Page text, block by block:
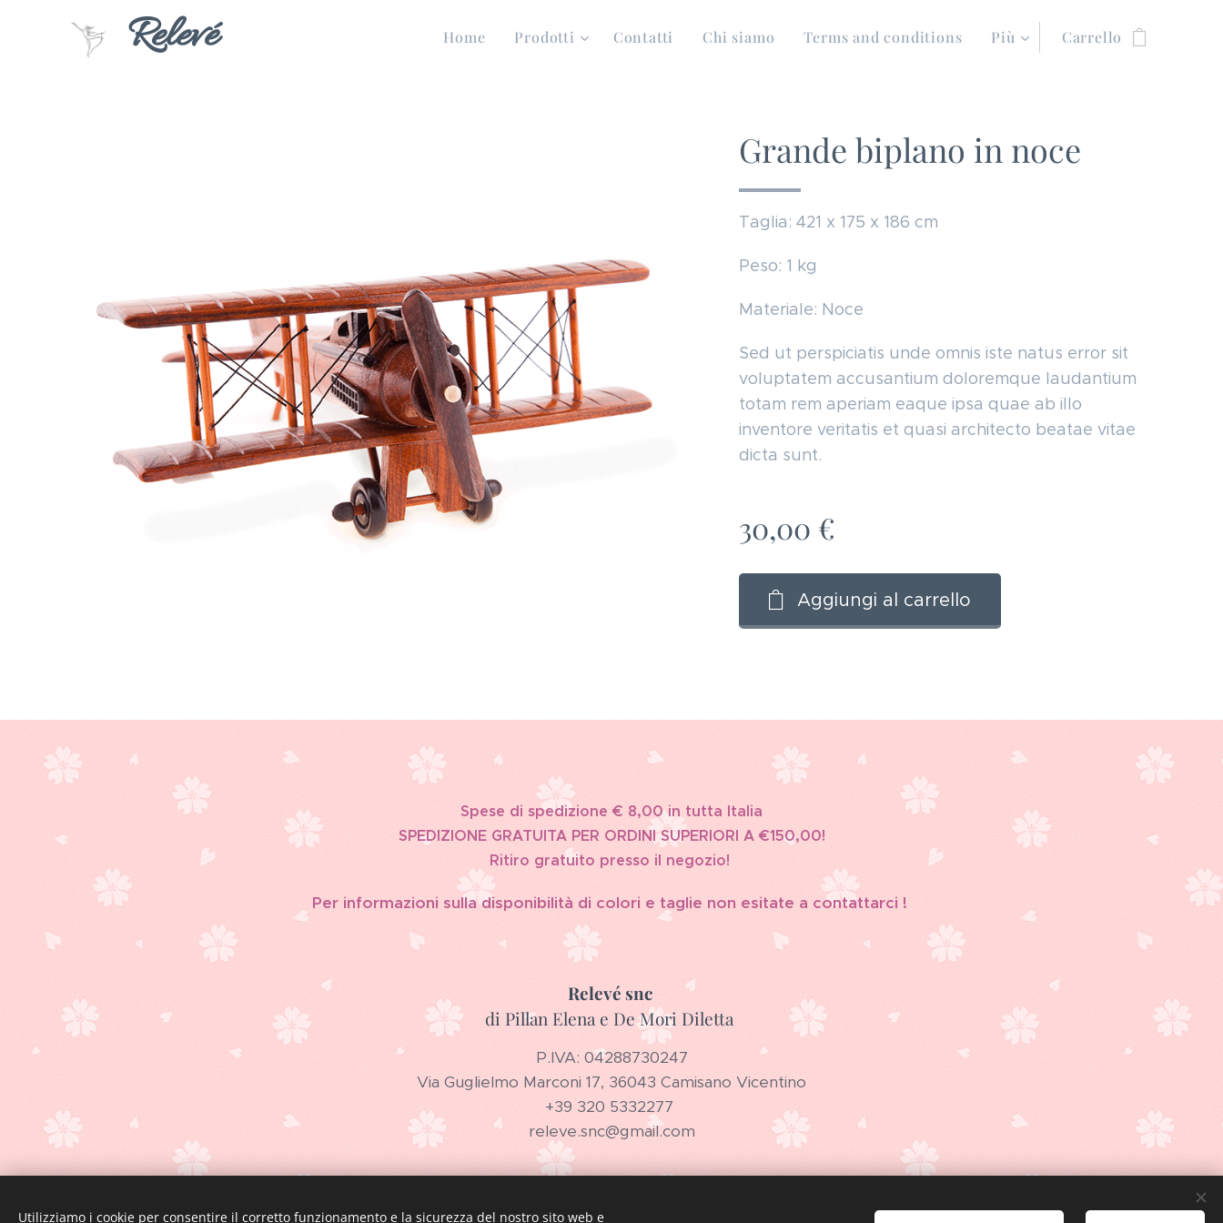
Relevé Home Prodotti Contatti Chi siamo Terms and conditions Più Carrello
Grande biplano in noce
Taglia: 421 x 175 x 186 cm
Peso: 1 kg
Materiale: Noce
Sed ut perspiciatis unde omnis iste natus error sit
voluptatem accusantium doloremque laudantium
totam rem aperiam eaque ipsa quae ab illo
inventore veritatis et quasi architecto beatae vitae
dicta sunt.
30,00 €
Aggiungi al carrello
Spese di spedizione € 8,00 in tutta Italia
SPEDIZIONE GRATUITA PER ORDINI SUPERIORI A €150,00!
Ritiro gratuito presso il negozio!
Per informazioni sulla disponibilità di colori e taglie non esitate a contattarci !
Relevé snc
di Pillan Elena e De Mori Diletta
P.IVA: 04288730247
Via Guglielmo Marconi 17, 36043 Camisano Vicentino
+39 320 5332277
releve.snc@gmail.com
Utilizziamo i cookie per consentire il corretto funzionamento e la sicurezza del nostro sito web e